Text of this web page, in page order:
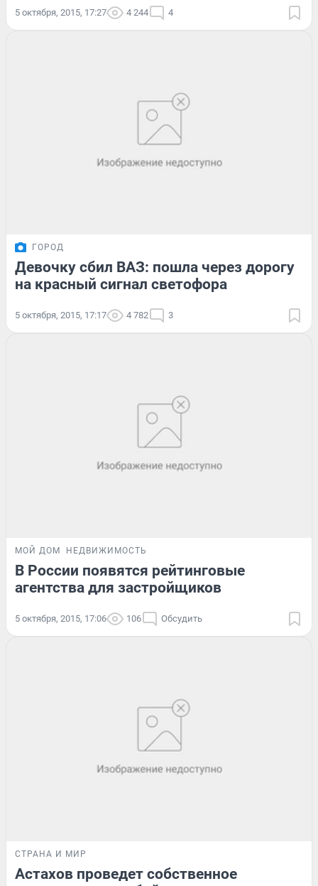
5 октября, 2015, 17:27 4 244 4
ГОРОД
Девочку сбил ВАЗ: пошла через дорогу
на красный сигнал светофора
5 октября, 2015, 17:17 4 782 3
МОЙ ДОМ НЕДВИЖИМОСТЬ
В России появятся рейтинговые
агентства для застройщиков
5 октября, 2015, 17:06 106 Обсудить
СТРАНА И МИР
Астахов проведет собственное